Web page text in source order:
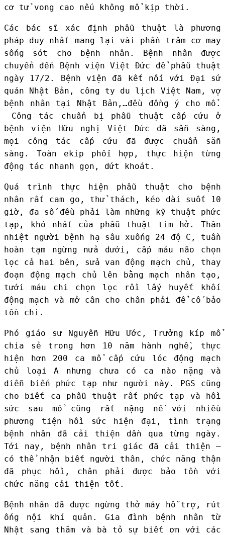
cơ tử vong cao nếu không mổ kịp thời.
Các bác sĩ xác định phẫu thuật là phương
pháp duy nhất mang lại vài phần trăm cơ may
sống sót cho bệnh nhân. Bệnh nhân được
chuyển đến Bệnh viện Việt Đức để phẫu thuật
ngày 17/2. Bệnh viện đã kết nối với Đại sứ
quán Nhật Bản, công ty du lịch Việt Nam, vợ
bệnh nhân tại Nhật Bản,…đều đồng ý cho mổ.
Công tác chuẩn bị phẫu thuật cấp cứu ở
bệnh viện Hữu nghị Việt Đức đã sẵn sàng,
mọi công tác cấp cứu đã được chuẩn sẵn
sàng. Toàn ekip phối hợp, thực hiện từng
động tác nhanh gọn, dứt khoát.
Quá trình thực hiện phẫu thuật cho bệnh
nhân rất cam go, thử thách, kéo dài suốt 10
giờ, đa số đều phải làm những kỹ thuật phức
tạp, khó nhất của phẫu thuật tim hở. Thân
nhiệt người bệnh hạ sâu xuống 24 độ C, tuần
hoàn tạm ngừng nửa dưới, cấp máu não chọn
lọc cả hai bên, sửa van động mạch chủ, thay
đoạn động mạch chủ lên bằng mạch nhân tạo,
tưới máu chi chọn lọc rồi lấy huyết khối
động mạch và mở cân cho chân phải để cố bảo
tồn chi.
Phó giáo sư Nguyễn Hữu Ước, Trưởng kíp mổ
chia sẻ trong hơn 10 năm hành nghề, thực
hiện hơn 200 ca mổ cấp cứu lóc động mạch
chủ loại A nhưng chưa có ca nào nặng và
diễn biến phức tạp như người này. PGS cũng
cho biết ca phẫu thuật rất phức tạp và hồi
sức sau mổ cũng rất nặng nề với nhiều
phương tiện hồi sức hiện đại, tình trạng
bệnh nhân đã cải thiện dần qua từng ngày.
Tới nay, bệnh nhân tri giác đã cải thiện –
có thể nhận biết người thân, chức năng thận
đã phục hồi, chân phải được bảo tồn với
chức năng cải thiện tốt.
Bệnh nhân đã được ngừng thở máy hỗ trợ, rút
ống nội khí quản. Gia đình bệnh nhân từ
Nhật sang thăm và bà tỏ sự biết ơn với các